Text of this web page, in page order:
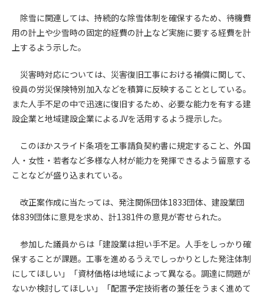
除雪に関連しては、持続的な除雪体制を確保するため、待機費
用の計上や少雪時の固定的経費の計上など実施に要する経費を計
上するよう示した。
災害時対応については、災害復旧工事における補償に関して、
役員の労災保険特別加入などを積算に反映することとしている。
また人手不足の中で迅速に復旧するため、必要な能力を有する建
設企業と地域建設企業によるJVを活用するよう提示した。
このほかスライド条項を工事請負契約書に規定すること、外国
人・女性・若者など多様な人材が能力を発揮できるよう留意する
ことなどが盛り込まれている。
改正案作成に当たっては、発注関係団体1833団体、建設業団
体839団体に意見を求め、計1381件の意見が寄せられた。
参加した議員からは「建設業は担い手不足。人手をしっかり確
保することが課題。工事を進めるうえでしっかりとした発注体制
にしてほしい」「資材価格は地域によって異なる。調達に問題が
ないか検討してほしい」「配置予定技術者の兼任をうまく進めて
第三者（他の会員を含む）の使用等による損害について責任
を負うものとし、管理者は一切責任を負いません。
1. 会員は建設資料館WEB上で以下の行為をしないものとしま
す。
(1) 第三者または管理者の著作権、その他知的所有権を侵害す
る行為
(2) 第三者または管理者の財産、プライバシー等を侵害する行
(3) 第三者または管理者を誹謗中傷する行為
(4) 有害なコンピュータプログラム等を送信又は書き込む行為
(5) 第三者に不利益を与える行為
(7) 公序良俗に反する行為
(8) 犯罪的行為に結びつく行為
(10) 建設資料館から知り得た情報及びダウンロードした情報
を、営利を目的として第三者に転売し、または転売のため
に第三者に提供すること